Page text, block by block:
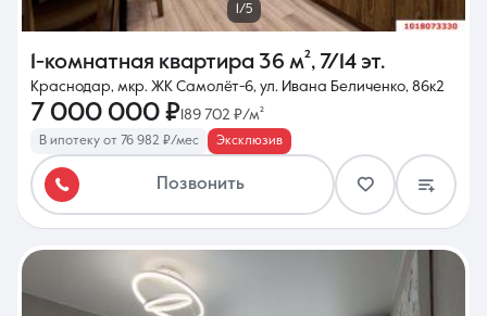
1/5
1-комнатная квартира 36 м², 7/14 эт.
Краснодар, мкр. ЖК Самолёт-6, ул. Ивана Беличенко, 86к2
7 000 000 ₽189 702 ₽/м²
В ипотеку от 76 982 ₽/мес Эксклюзив
Позвонить